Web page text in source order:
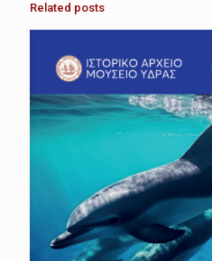
Related posts